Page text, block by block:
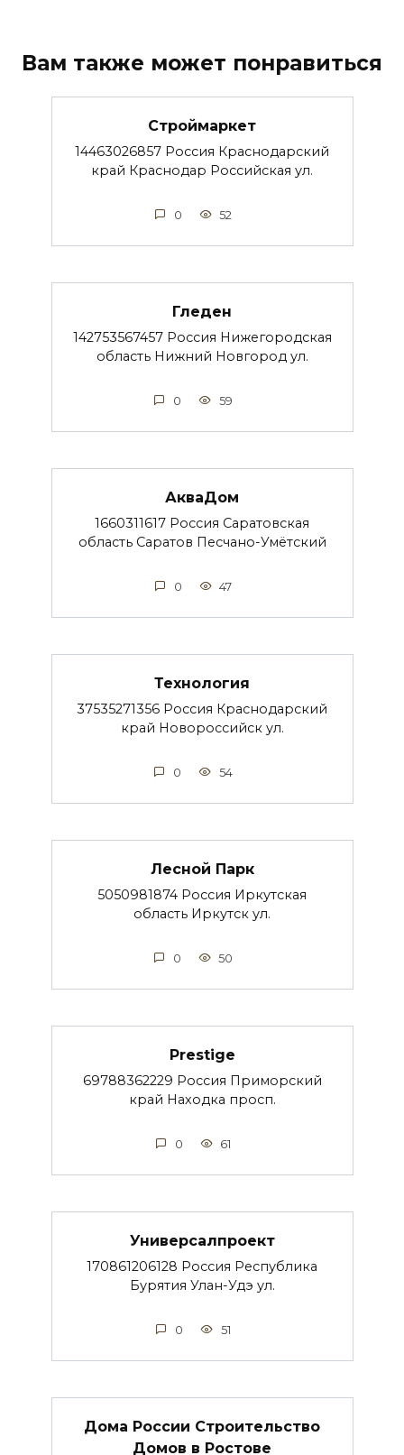
Вам также может понравиться
Строймаркет
14463026857 Россия Краснодарский
край Краснодар Российская ул.
0 52
Гледен
142753567457 Россия Нижегородская
область Нижний Новгород ул.
0 59
АкваДом
1660311617 Россия Саратовская
область Саратов Песчано-Умётский
0 47
Технология
37535271356 Россия Краснодарский
край Новороссийск ул.
0 54
Лесной Парк
5050981874 Россия Иркутская
область Иркутск ул.
0 50
Prestige
69788362229 Россия Приморский
край Находка просп.
0 61
Универсалпроект
170861206128 Россия Республика
Бурятия Улан-Удэ ул.
0 51
Дома России Строительство
Домов в Ростове